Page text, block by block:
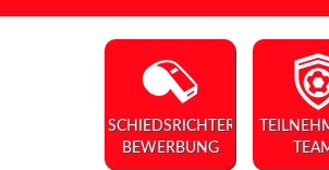
SCHIEDSRICHTER-
BEWERBUNG